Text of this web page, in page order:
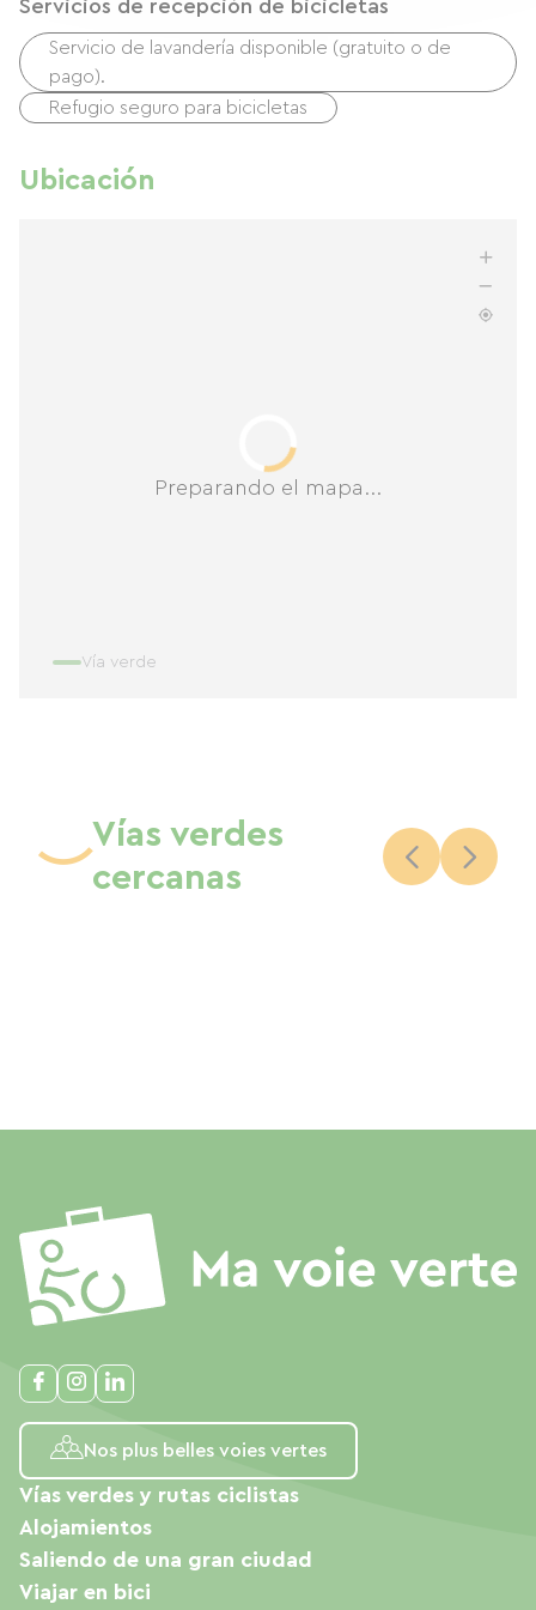
Servicios de recepción de bicicletas
Servicio de lavandería disponible (gratuito o de
pago).
Refugio seguro para bicicletas
Ubicación
Preparando el mapa...
Vía verde
Vías verdes
cercanas
Nos plus belles voies vertes
Vías verdes y rutas ciclistas
Alojamientos
Saliendo de una gran ciudad
Viajar en bici